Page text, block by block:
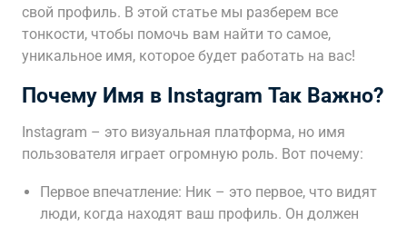
свой профиль. В этой статье мы разберем все
тонкости, чтобы помочь вам найти то самое,
уникальное имя, которое будет работать на вас!
Почему Имя в Instagram Так Важно?
Instagram – это визуальная платформа, но имя
пользователя играет огромную роль. Вот почему:
Первое впечатление: Ник – это первое, что видят
люди, когда находят ваш профиль. Он должен